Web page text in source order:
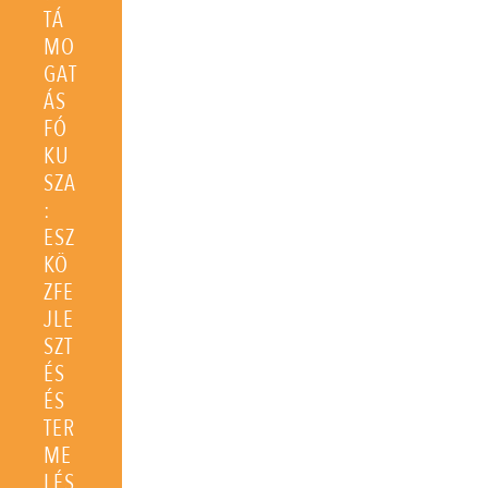
TÁ
MO
GAT
ÁS
FÓ
KU
SZA
:
ESZ
KÖ
ZFE
JLE
SZT
ÉS
ÉS
TER
ME